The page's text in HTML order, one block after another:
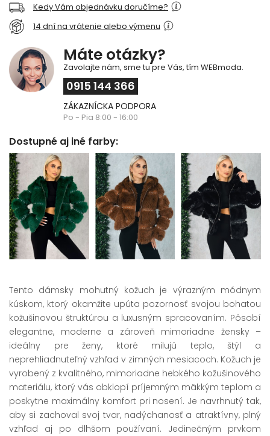
Kedy Vám objednávku doručíme?
14 dní na vrátenie alebo výmenu
Máte otázky?
Zavolajte nám, sme tu pre Vás, tím WEBmoda.
0915 144 366
ZÁKAZNÍCKA PODPORA
Po - Pia 8:00 - 16:00
Dostupné aj iné farby:
Tento dámsky mohutný kožuch je výrazným módnym
kúskom, ktorý okamžite upúta pozornosť svojou bohatou
kožušinovou štruktúrou a luxusným spracovaním. Pôsobí
elegantne, moderne a zároveň mimoriadne žensky –
ideálny pre ženy, ktoré milujú teplo, štýl a
neprehliadnuteľný vzhľad v zimných mesiacoch. Kožuch je
vyrobený z kvalitného, mimoriadne hebkého kožušinového
materiálu, ktorý vás obklopí príjemným mäkkým teplom a
poskytne maximálny komfort pri nosení. Je navrhnutý tak,
aby si zachoval svoj tvar, nadýchanosť a atraktívny, plný
vzhľad aj po dlhšom používaní. Jedinečným prvkom